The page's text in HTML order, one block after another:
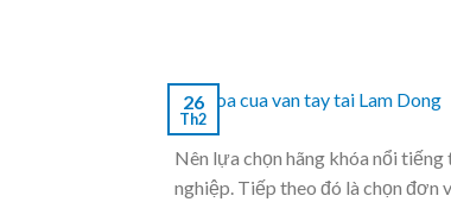
26
Th2
Nên lựa chọn hãng khóa nổi
nghiệp. Tiếp theo đó là chọn đơn